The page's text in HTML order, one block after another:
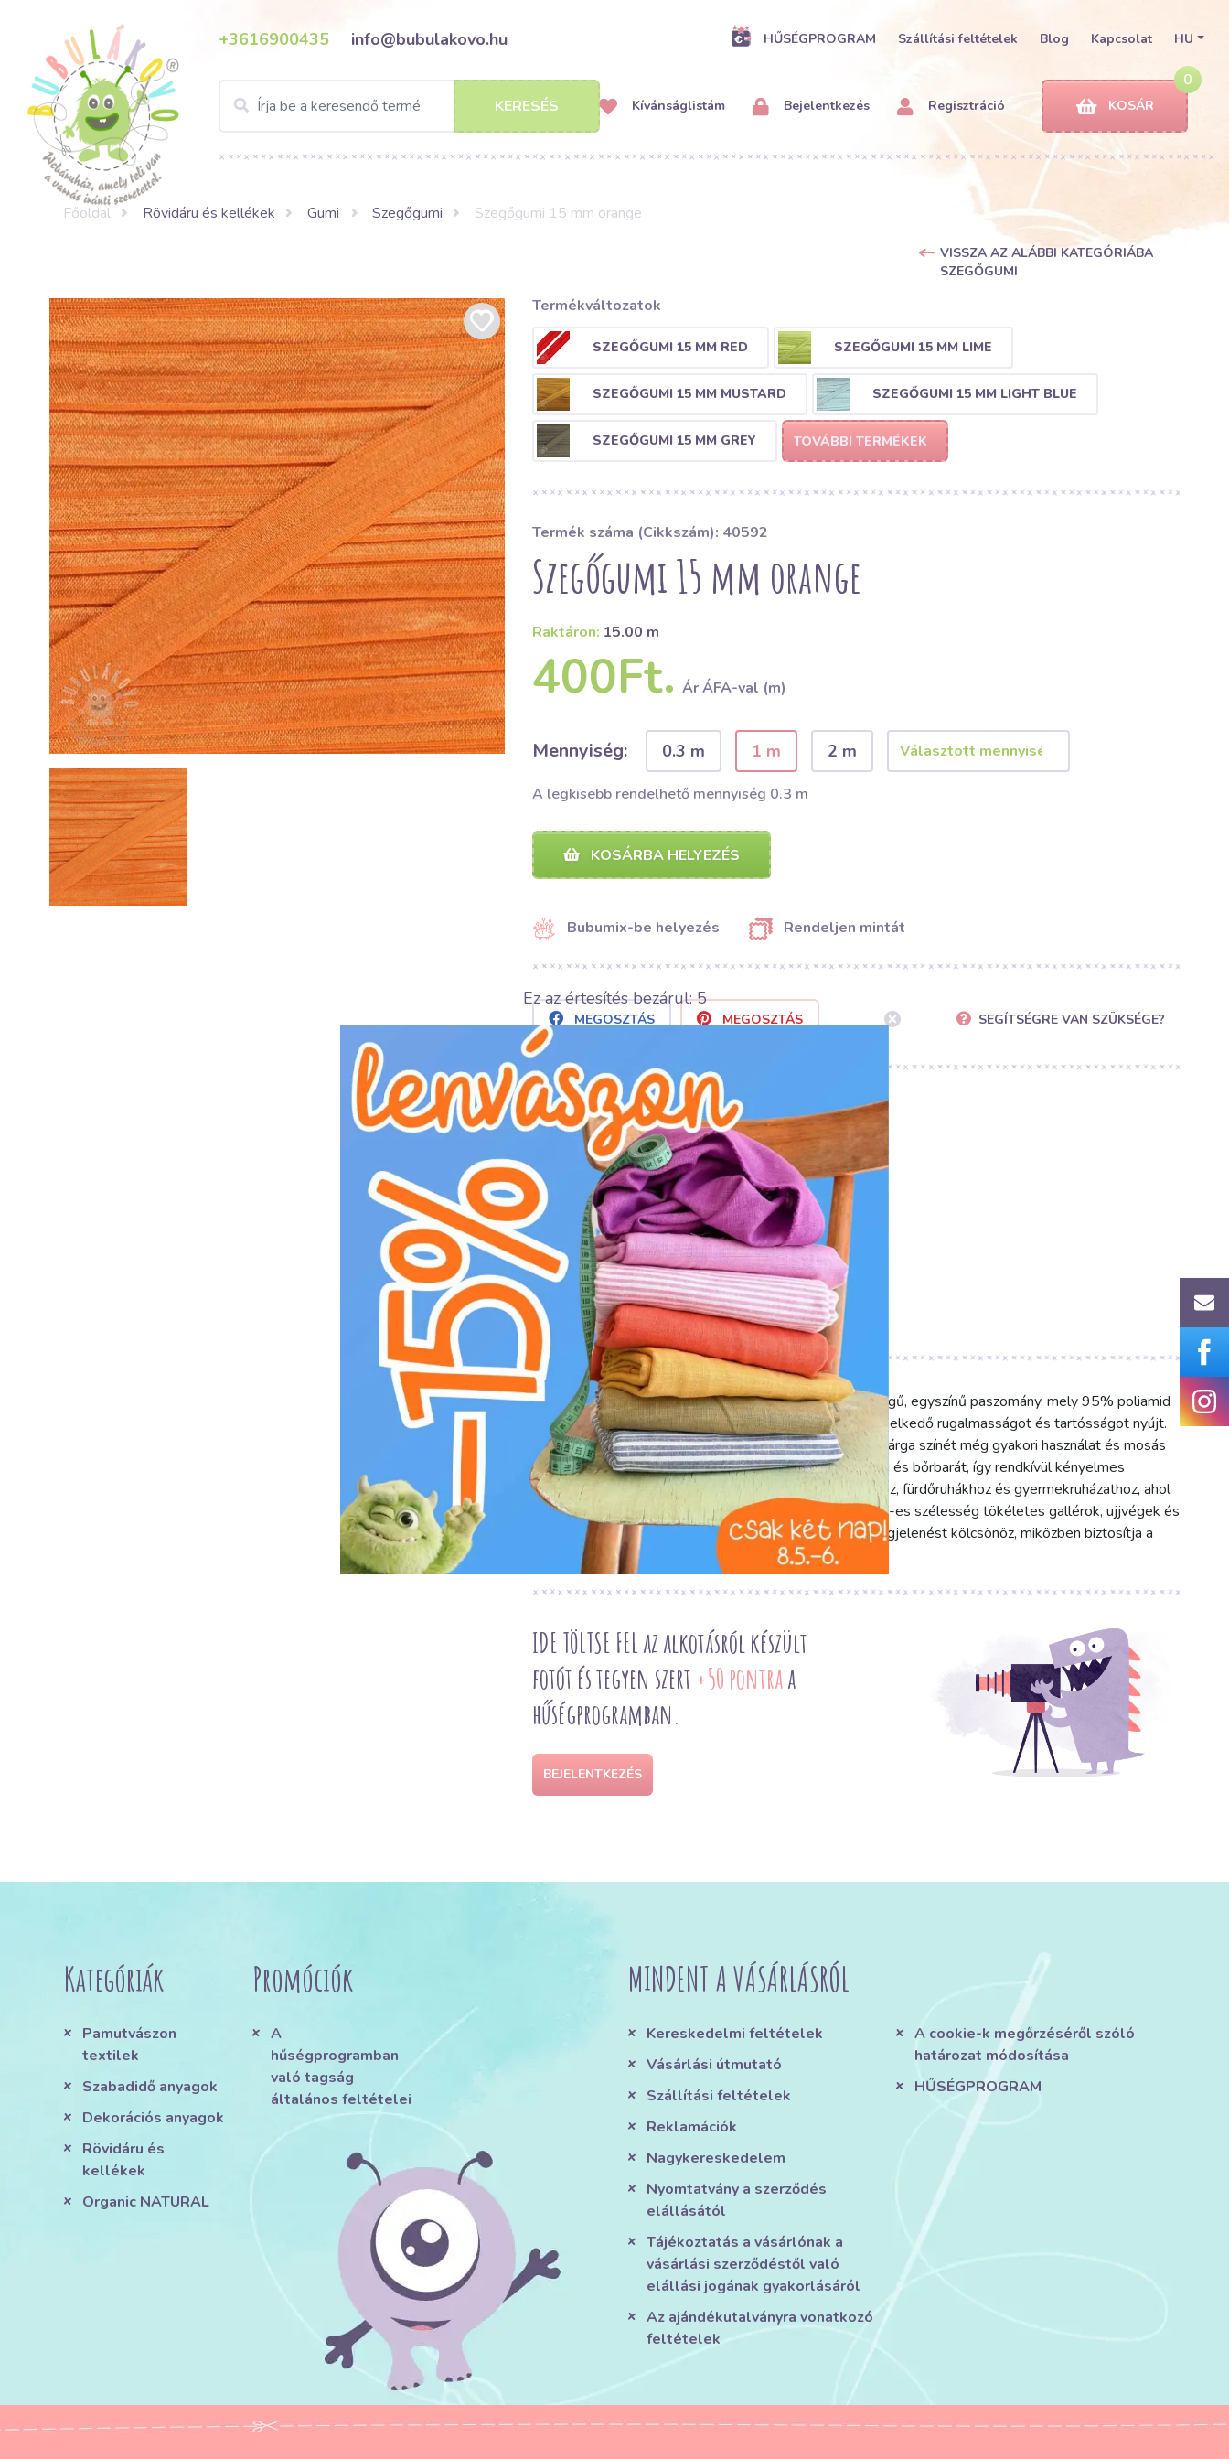
+3616900435 info@bubulakovo.hu HŰSÉGPROGRAM Szállítási feltételek Blog Kapcsolat HU
KERESÉS Kívánságlistám Bejelentkezés Regisztráció
0
KOSÁR
Főoldal Rövidáru és kellékek Gumi Szegőgumi Szegőgumi 15 mm orange
VISSZA AZ ALÁBBI KATEGÓRIÁBA
SZEGŐGUMI
Termékváltozatok
SZEGŐGUMI 15 MM RED SZEGŐGUMI 15 MM LIME
SZEGŐGUMI 15 MM MUSTARD SZEGŐGUMI 15 MM LIGHT BLUE
SZEGŐGUMI 15 MM GREY TOVÁBBI TERMÉKEK
Termék száma (Cikkszám): 40592
Szegőgumi 15 mm orange
Raktáron: 15.00 m
400Ft. Ár ÁFA-val (m)
Mennyiség: 0.3 m 1 m 2 m
A legkisebb rendelhető mennyiség 0.3 m
KOSÁRBA HELYEZÉS
Bubumix-be helyezés Rendeljen mintát
MEGOSZTÁS MEGOSZTÁS SEGÍTSÉGRE VAN SZÜKSÉGE?
Kategória: Rövidáru és kellékek
Gyártó: Bubulákovo s.r.o www.bubulakovo.hu
Összetétel: 95%PA + 5% LY
Szélesség: 1.5 cm
Téma: Egyszínű
Szín: narancssárga
A Szegőgumi 15 mm narancssárga egy prémium minőségű, egyszínű paszomány, mely 95% poliamid
és 5% elasztán (LY) összetételének köszönhetően kiemelkedő rugalmasságot és tartósságot nyújt.
Ez az anyag kiválóan megőrzi formáját és élénk narancssárga színét még gyakori használat és mosás
után is, garantálva a hosszú élettartamot. Puha tapintású és bőrbarát, így rendkívül kényelmes
viseletet biztosít. Ideális sportruházathoz, fehérneműkhöz, fürdőruhákhoz és gyermekruházathoz, ahol
a rugalmas és stabil szegély kulcsfontosságú. Az 1.5 cm-es szélesség tökéletes gallérok, ujjvégek és
élek professzionális kidolgozásához. Modern és friss megjelenést kölcsönöz, miközben biztosítja a
tiszta vonalakat és az optimális illeszkedést.
IDE TÖLTSE FEL az alkotásról készült
fotót és tegyen szert +50 pontraa
hűségprogramban.
BEJELENTKEZÉS
Kategóriák
Pamutvászon
textilek
Szabadidő anyagok
Dekorációs anyagok
Rövidáru és
kellékek
Organic NATURAL
Promóciók
A
hűségprogramban
való tagság
általános feltételei
MINDENT A VÁSÁRLÁSRÓL
Kereskedelmi feltételek
Vásárlási útmutató
Szállítási feltételek
Reklamációk
Nagykereskedelem
Nyomtatvány a szerződés
elállásától
Tájékoztatás a vásárlónak a
vásárlási szerződéstől való
elállási jogának gyakorlásáról
Az ajándékutalványra vonatkozó
feltételek
A cookie-k megőrzéséről szóló
határozat módosítása
HŰSÉGPROGRAM
Ez az értesítés bezárul:4